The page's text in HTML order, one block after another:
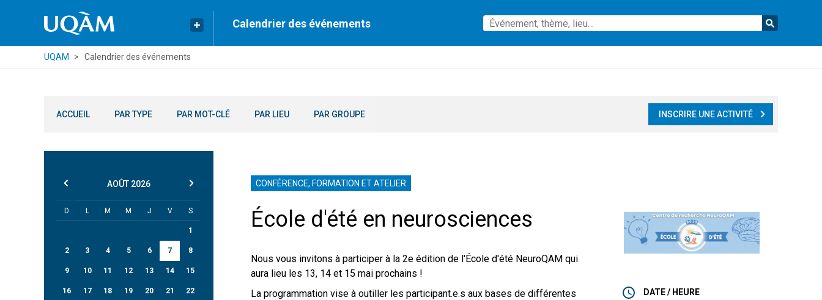
Calendrier des événements
UQAM Calendrier des événements
ACCUEIL PAR TYPE PAR MOT-CLÉ PAR LIEU PAR GROUPE INSCRIRE UNE ACTIVITÉ
CONFÉRENCE, FORMATION ET ATELIER
École d'été en neurosciences
Nous vous invitons à participer à la 2e édition de l'École d'été NeuroQAM qui
aura lieu les 13, 14 et 15 mai prochains !
La programmation vise à outiller les participant.e.s aux bases de différentes
DATE / HEURE
AOÛT 2026
D L M M J V S
1
2 3 4 5 6 7 8
9 10 11 12 13 14 15
16 17 18 19 20 21 22